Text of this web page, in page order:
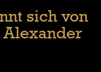
sich von